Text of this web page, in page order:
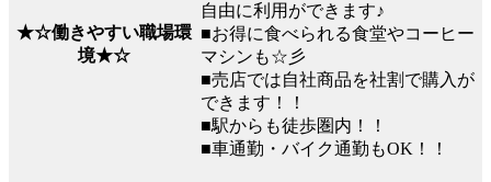
★☆働きやすい職場環
境★☆
自由に利用ができます♪
■お得に食べられる食堂やコーヒー
マシンも☆彡
■売店では自社商品を社割で購入が
できます！！
■駅からも徒歩圏内！！
■車通勤・バイク通勤もOK！！